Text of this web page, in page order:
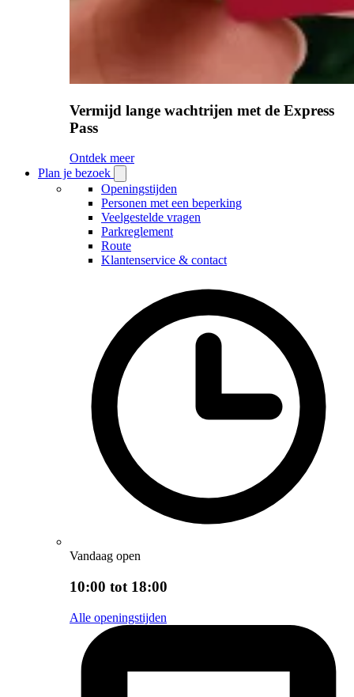
Vermijd lange wachtrijen met de Express
Pass
Ontdek meer
Plan je bezoek
Plan
je
bezoek
submenu
Openingstijden
Personen met een beperking
Veelgestelde vragen
Parkreglement
Route
Klantenservice & contact
Vandaag open
10:00 tot 18:00
Alle openingstijden